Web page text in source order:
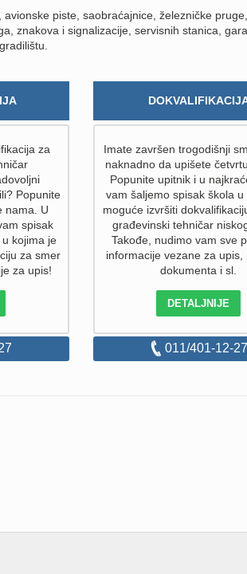
piste, saobraćajnice, železničke
znakova i signalizacije, servisnih stanica,
za
Popunite
nama. U
spisak
kojima je
za smer
za upis!
Imate završen trogodišnji
naknadno da upišete
Popunite upitnik i u
vam šaljemo spisak škola u
moguće izvršiti
građevinski tehničar
Takođe, nudimo vam sve
informacije vezane za upis,
dokumenta i sl.
DETALJNIJE
011/401-12-27